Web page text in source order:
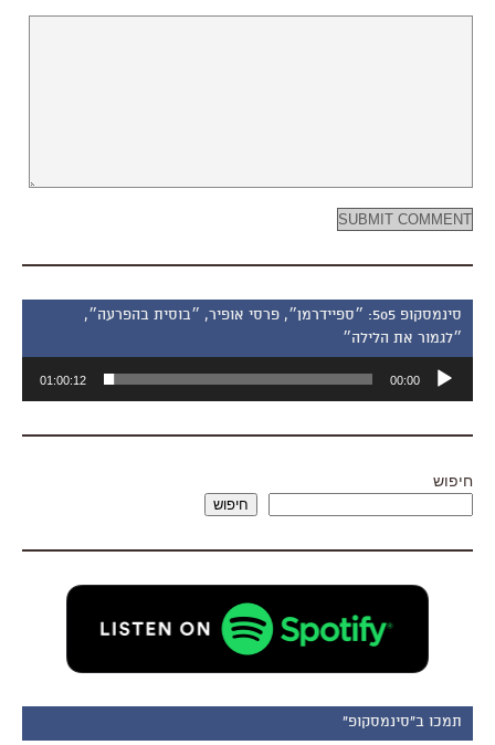
סינמסקופ 505: ״ספיידרמן״, פרסי אופיר, ״בוסית בהפרעה״,
״לגמור את הלילה״
אודיו
00:00
01:00:12
חיפוש
חיפוש
תמכו ב"סינמסקופ"